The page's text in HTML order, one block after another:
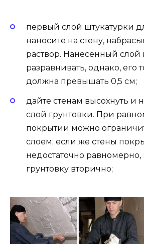
первый слой штукатурки
наносите на стену,
раствор. Нанесенный слой
разравнивать, однако, его
должна превышать 0,5 см;
дайте стенам высохнуть и
слой грунтовки. При
покрытии можно
слоем; если же стены
недостаточно равномерно,
грунтовку вторично;